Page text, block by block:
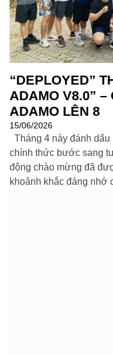
Đọc thêm
“DEPLOYED”
ADAMO V8.0” –
ADAMO LÊN 8
15/06/2026
Tháng 4 này đánh
chính thức bước sang
động chào mừng đã
khoảnh khắc đáng nhớ